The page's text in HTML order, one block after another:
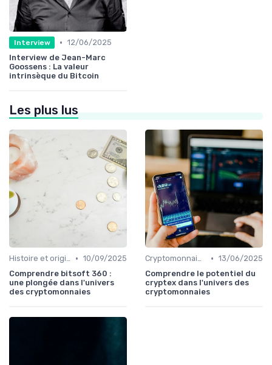
Interview • 12/06/2025
Interview de Jean-Marc
Goossens : La valeur
intrinsèque du Bitcoin
Les plus lus
Histoire et origines des cryptomonnaies • 10/09/2025
Comprendre bitsoft 360 :
une plongée dans l'univers
des cryptomonnaies
Cryptomonnaies populaires • 13/06/2025
Comprendre le potentiel du
cryptex dans l'univers des
cryptomonnaies